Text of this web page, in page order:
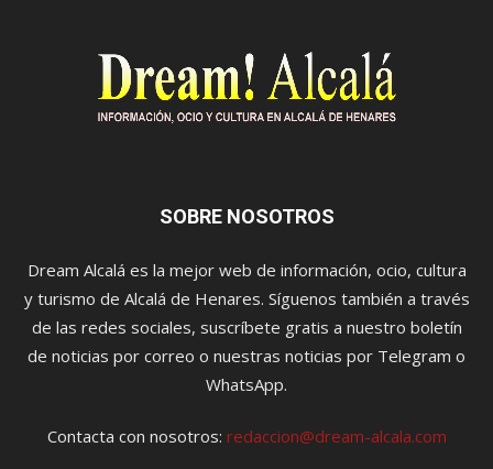
SOBRE NOSOTROS
Dream Alcalá es la mejor web de información, ocio, cultura
y turismo de Alcalá de Henares. Síguenos también a través
de las redes sociales, suscríbete gratis a nuestro boletín
de noticias por correo o nuestras noticias por Telegram o
WhatsApp.
Contacta con nosotros: redaccion@dream-alcala.com